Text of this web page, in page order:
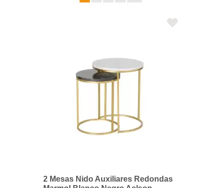
2 Mesas Nido Auxiliares Redondas